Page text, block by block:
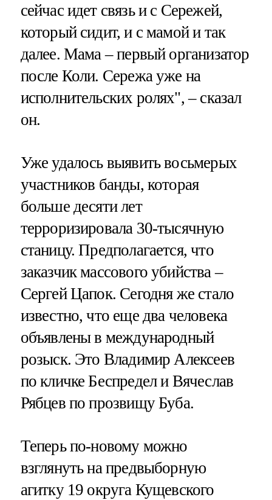
сейчас идет связь и с Сережей,
который сидит, и с мамой и так
далее. Мама – первый организатор
после Коли. Сережа уже на
исполнительских ролях", – сказал
он.
Уже удалось выявить восьмерых
участников банды, которая
больше десяти лет
терроризировала 30-тысячную
станицу. Предполагается, что
заказчик массового убийства –
Сергей Цапок. Сегодня же стало
известно, что еще два человека
объявлены в международный
розыск. Это Владимир Алексеев
по кличке Беспредел и Вячеслав
Рябцев по прозвищу Буба.
Теперь по-новому можно
взглянуть на предвыборную
агитку 19 округа Кущевского